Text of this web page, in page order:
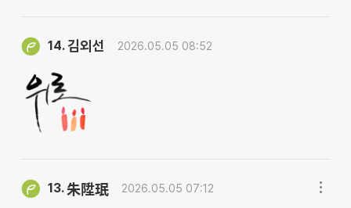
14.김외선 2026.05.05 08:52
13. 朱陞珉 2026.05.05 07:12